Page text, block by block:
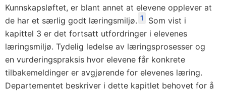
Kunnskapsløftet, er blant annet at elevene opplever at
de har et særlig godt læringsmiljø. 1
Som vist i
kapittel 3 er det fortsatt utfordringer i elevenes
læringsmiljø. Tydelig ledelse av læringsprosesser og
en vurderingspraksis hvor elevene får konkrete
tilbakemeldinger er avgjørende for elevenes læring.
Departementet beskriver i dette kapitlet behovet for å